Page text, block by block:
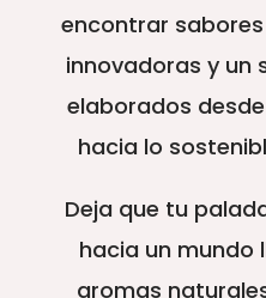
encontrar
innovadoras y un
elaborados
hacia lo
Deja que tu
hacia un mundo
aromas